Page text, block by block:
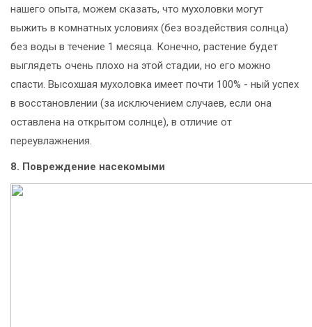
нашего опыта, можем сказать, что мухоловки могут
выжить в комнатных условиях (без воздействия солнца)
без воды в течение 1 месяца. Конечно, растение будет
выглядеть очень плохо на этой стадии, но его можно
спасти. Высохшая мухоловка имеет почти 100% - ный успех
в восстановлении (за исключением случаев, если она
оставлена на открытом солнце), в отличие от
переувлажнения.
8. Повреждение насекомыми